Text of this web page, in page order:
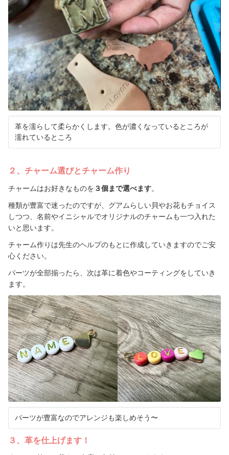
日本語
English
革を濡らして柔らかくします。色が濃くなっているところが
濡れているところ
２、チャーム選びとチャーム作り
チャームはお好きなものを ３個まで選べます。
種類が豊富で迷ったのですが、グアムらしい貝やお花もチョイス
しつつ、名前やイニシャルでオリジナルのチャームも一つ入れた
いと思います。
チャーム作りは先生のヘルプのもとに作成していきますのでご安
心ください。
パーツが全部揃ったら、次は革に着色やコーティングをしていき
ます。
パーツが豊富なのでアレンジも楽しめそう〜
３、革を仕上げます！